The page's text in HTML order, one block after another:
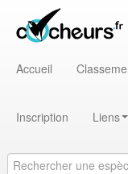
Accueil
Inscription Liens